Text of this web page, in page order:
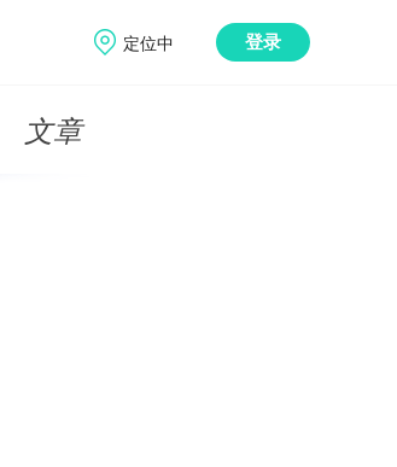
定位中 登录
文章